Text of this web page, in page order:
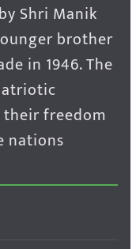
Shri Manik
brother
in 1946. The
freedom
nations